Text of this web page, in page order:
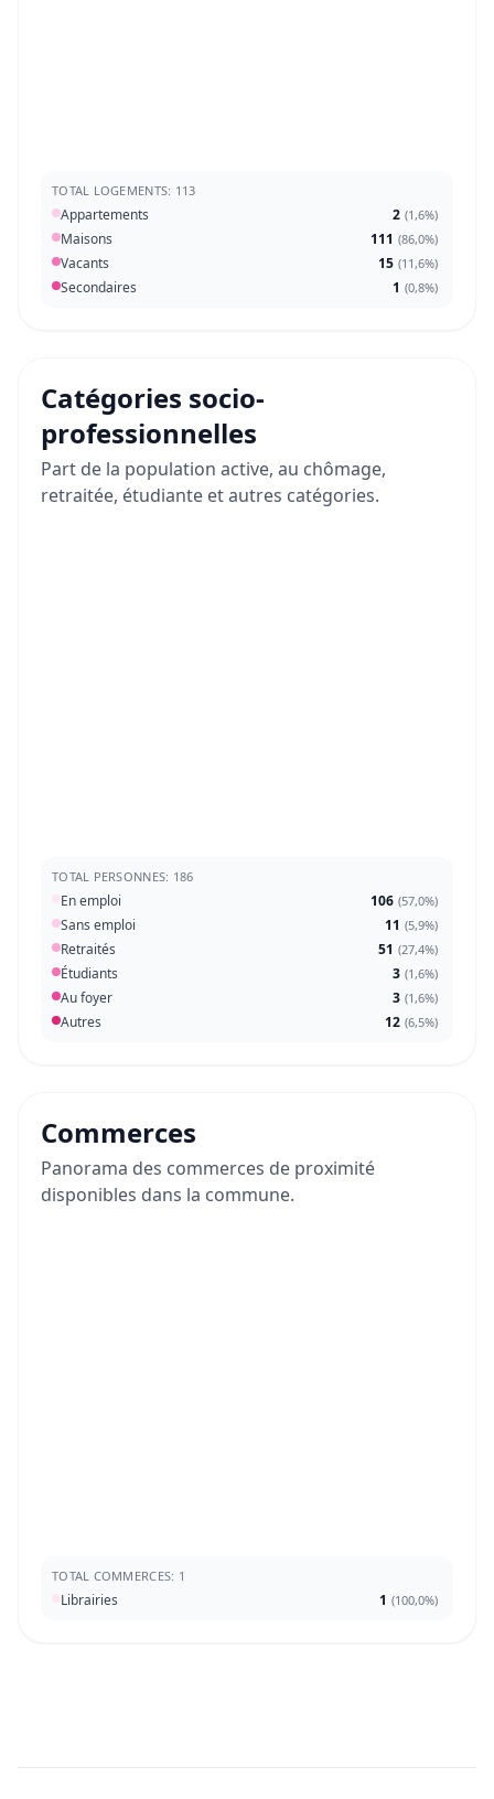
TOTAL LOGEMENTS: 113
Appartements 2 (1,6%)
Maisons 111 (86,0%)
Vacants 15 (11,6%)
Secondaires 1 (0,8%)
Catégories socio-
professionnelles
Part de la population active, au chômage,
retraitée, étudiante et autres catégories.
TOTAL PERSONNES: 186
En emploi 106 (57,0%)
Sans emploi 11 (5,9%)
Retraités 51 (27,4%)
Étudiants 3 (1,6%)
Au foyer 3 (1,6%)
Autres 12 (6,5%)
Commerces
Panorama des commerces de proximité
disponibles dans la commune.
TOTAL COMMERCES: 1
Librairies 1 (100,0%)